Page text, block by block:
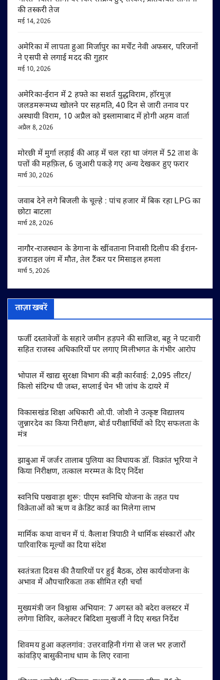
की तस्करी तेज
मई 14, 2026
अमेरिका में लापता हुआ मिर्जापुर का मर्चेंट नेवी अफसर, परिजनों
ने एसपी से लगाई मदद की गुहार
मई 10, 2026
अमेरिका-ईरान में 2 हफ्ते का सशर्त युद्धविराम, हॉरमुज़
जलडमरूमध्य खोलने पर सहमति, 40 दिन से जारी तनाव पर
अस्थायी विराम, 10 अप्रैल को इस्लामाबाद में होगी अहम वार्ता
अप्रैल 8, 2026
मोरछी में मुर्गा लड़ाई की आड़ में चल रहा था जंगल में 52 ताश के
पत्तों की महफ़िल, 6 जुआरी पकड़े गए अन्य देखकर हुए फरार
मार्च 30, 2026
जवाब देने लगे बिजली के चूल्हे : पांच हजार में बिक रहा LPG का
छोटा बाटला
मार्च 28, 2026
नागौर-राजस्थान के डेगाना के खींवताना निवासी दिलीप की ईरान-
इजराइल जंग में मौत, तेल टैंकर पर मिसाइल हमला
मार्च 5, 2026
ताज़ा खबरें
फर्जी दस्तावेजों के सहारे जमीन हड़पने की साजिश, बहू ने पटवारी
सहित राजस्व अधिकारियों पर लगाए मिलीभगत के गंभीर आरोप
भोपाल में खाद्य सुरक्षा विभाग की बड़ी कार्रवाई: 2,095 लीटर/
किलो संदिग्ध घी जब्त, सप्लाई चेन भी जांच के दायरे में
विकासखंड शिक्षा अधिकारी ओ.पी. जोशी ने उत्कृष्ट विद्यालय
जुन्नारदेव का किया निरीक्षण, बोर्ड परीक्षार्थियों को दिए सफलता के
मंत्र
झाबुआ में जर्जर तालाब पुलिया का विधायक डॉ. विक्रांत भूरिया ने
किया निरीक्षण, तत्काल मरम्मत के दिए निर्देश
स्वनिधि पखवाड़ा शुरू: पीएम स्वनिधि योजना के तहत पथ
विक्रेताओं को ऋण व क्रेडिट कार्ड का मिलेगा लाभ
मार्मिक कथा वाचन में पं. कैलाश त्रिपाठी ने धार्मिक संस्कारों और
पारिवारिक मूल्यों का दिया संदेश
स्वतंत्रता दिवस की तैयारियों पर हुई बैठक, ठोस कार्ययोजना के
अभाव में औपचारिकता तक सीमित रही चर्चा
मुख्यमंत्री जन विश्वास अभियान: 7 अगस्त को बदेरा क्लस्टर में
लगेगा शिविर, कलेक्टर बिदिशा मुखर्जी ने दिए सख्त निर्देश
शिवमय हुआ कहलगांव: उत्तरवाहिनी गंगा से जल भर हजारों
कांवड़िए बासुकीनाथ धाम के लिए रवाना